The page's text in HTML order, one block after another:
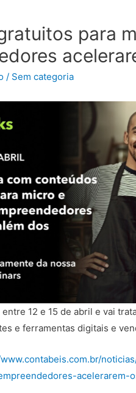
para
/ Sem categoria
12 e 15 de abril e vai
e ferramentas digitais e
acelerarem-